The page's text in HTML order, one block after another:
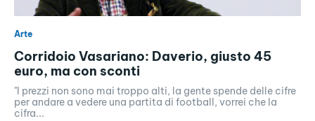
Arte
Corridoio Vasariano: Daverio, giusto 45
euro, ma con sconti
"I prezzi non sono mai troppo alti, la gente spende delle cifre
per andare a vedere una partita di football, vorrei che la
cifra...